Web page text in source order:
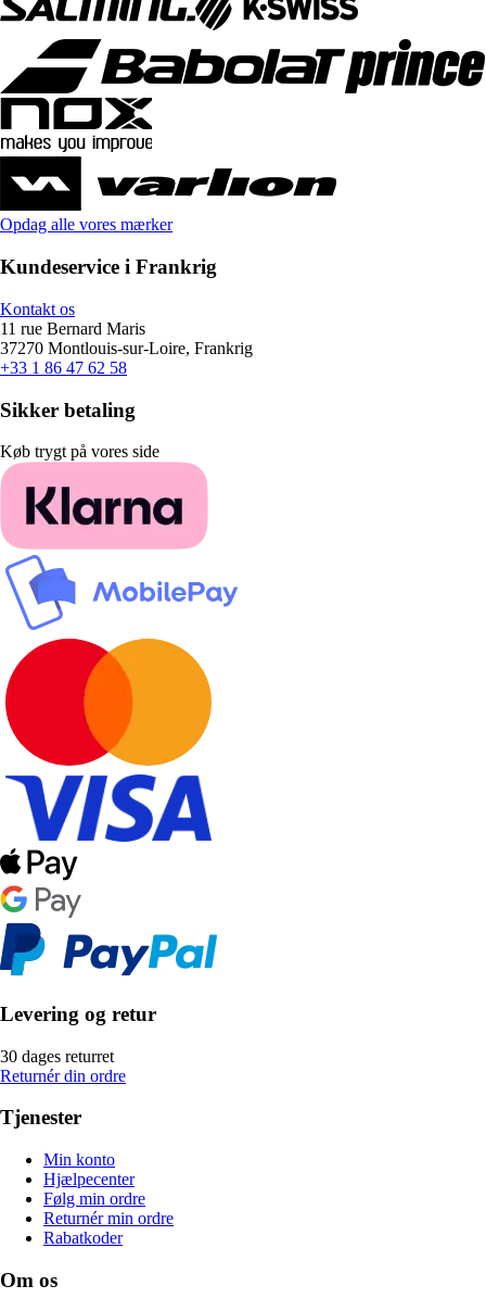
Opdag alle vores mærker
Kundeservice i Frankrig
Kontakt os
11 rue Bernard Maris
37270 Montlouis-sur-Loire, Frankrig
+33 1 86 47 62 58
Sikker betaling
Køb trygt på vores side
Levering og retur
30 dages returret
Returnér din ordre
Tjenester
Min konto
Hjælpecenter
Følg min ordre
Returnér min ordre
Rabatkoder
Om os